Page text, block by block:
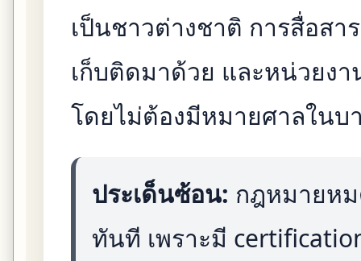
เป็นชาวต่างชาติ การสื่อสา
เก็บติดมาด้วย และหน่วยง
โดยไม่ต้องมีหมายศาลในบ
ประเด็นซ้อน: กฎหมายห
ทันที เพราะมี